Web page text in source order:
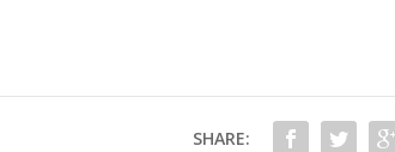
SHARE: